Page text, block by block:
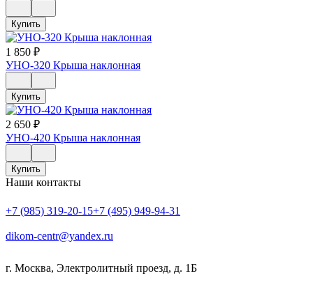
Купить
1 850 ₽
УНО-320 Крыша наклонная
Купить
2 650 ₽
УНО-420 Крыша наклонная
Купить
Наши контакты
+7 (985) 319-20-15+7 (495) 949-94-31
dikom-centr@yandex.ru
г. Москва, Электролитный проезд, д. 1Б